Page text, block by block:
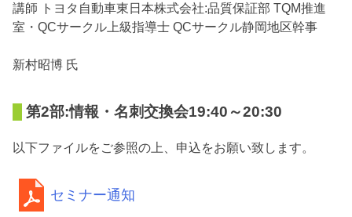
講師 トヨタ自動車東日本株式会社:品質保証部 TQM推進
室・QCサークル上級指導士 QCサークル静岡地区幹事
新村昭博 氏
第2部:情報・名刺交換会19:40～20:30
以下ファイルをご参照の上、申込をお願い致します。
セミナー通知